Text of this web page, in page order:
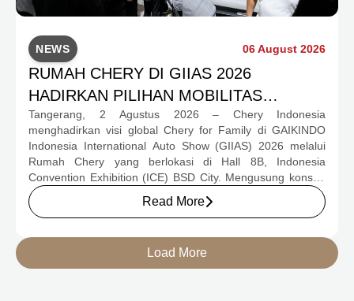
NEWS 06 August 2026
RUMAH CHERY DI GIIAS 2026
HADIRKAN PILIHAN MOBILITAS
LENGKAP DAN PROGRAM APRESIASI
KONSUMEN BERNILAI HAMPIR RP1
MILIAR
Tangerang, 2 Agustus 2026 – Chery Indonesia
menghadirkan visi global Chery for Family di GAIKINDO
Indonesia International Auto Show (GIIAS) 2026 melalui
Rumah Chery yang berlokasi di Hall 8B, Indonesia
Convention Exhibition (ICE) BSD City. Mengusung konsep
rumah yang hangat dan inklusif, Chery menghadirkan
pengalaman menyeluruh bagi keluarga Indonesia melalui
(CSH), lengkap dengan berbagai fasilitas, aktivitas, dan
program apresiasi untuk konsumen.
Read More
Load More